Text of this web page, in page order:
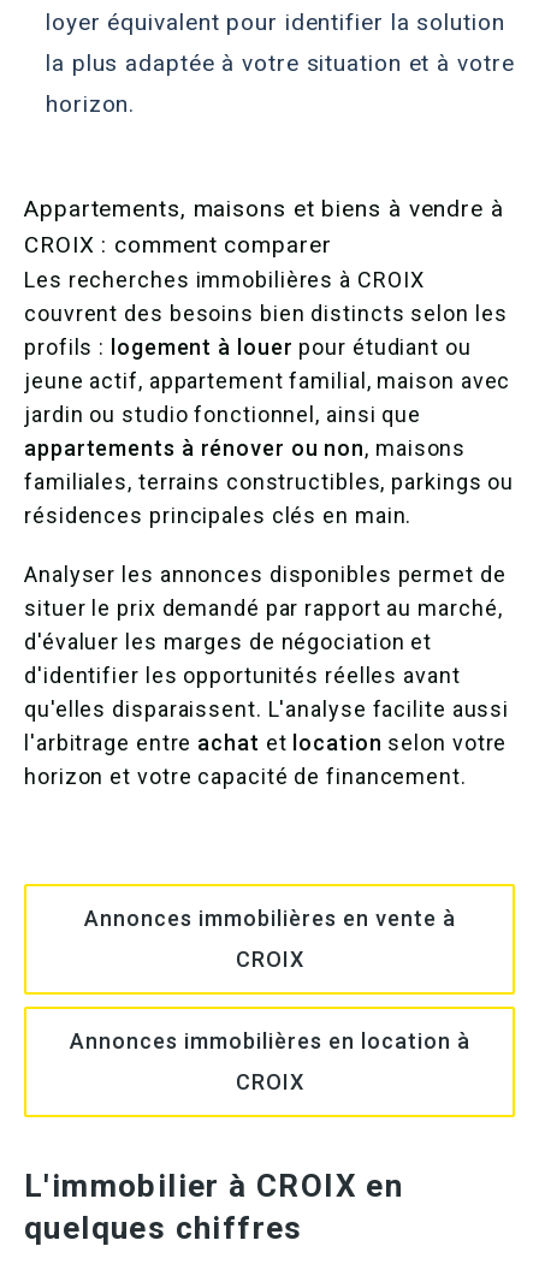
loyer équivalent pour identifier la solution
la plus adaptée à votre situation et à votre
horizon.
Appartements, maisons et biens à vendre à
CROIX : comment comparer
Les recherches immobilières à CROIX
couvrent des besoins bien distincts selon les
profils :
logement à louer pour étudiant ou
jeune actif, appartement familial, maison avec
jardin ou studio fonctionnel, ainsi que
appartements à rénover ou non, maisons
familiales, terrains constructibles, parkings ou
résidences principales clés en main.
Analyser les annonces disponibles permet de
situer le prix demandé par rapport au marché,
d'évaluer les marges de négociation et
d'identifier les opportunités réelles avant
qu'elles disparaissent. L'analyse facilite aussi
l'arbitrage entre achat et location selon votre
horizon et votre capacité de financement.
Annonces immobilières en vente à
CROIX
Annonces immobilières en location à
CROIX
L'immobilier à CROIX en
quelques chiffres